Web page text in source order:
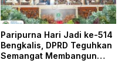
Paripurna Hari Jadi ke-514
Bengkalis, DPRD Teguhkan
Semangat Membangun